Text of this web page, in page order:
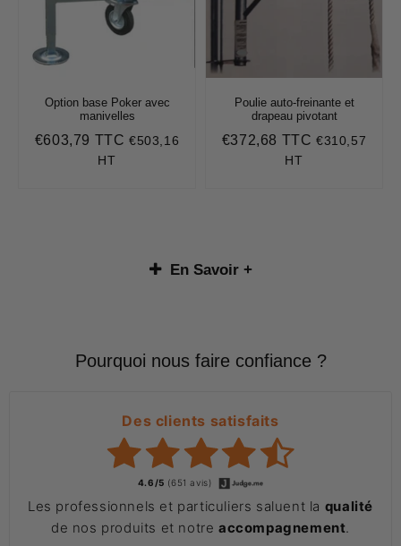
Option base Poker avec
manivelles
Prix
€603,79 TTC €603,79
€503,16
HT
Poulie auto-freinante et
drapeau pivotant
Prix
€372,68 TTC €372,68
€310,57
HT
En Savoir +
Pourquoi nous faire confiance ?
Des clients satisfaits
4.6/5 (651 avis)
Les professionnels et particuliers saluent la qualité
de nos produits et notre accompagnement.